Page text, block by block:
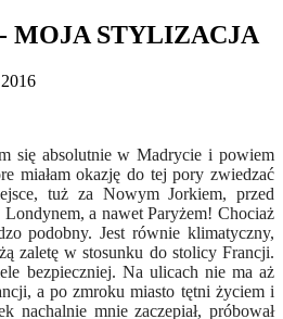
MOJA STYLIZACJA
się absolutnie w Madrycie i powiem
miałam okazję do tej pory zwiedzać
tuż za Nowym Jorkiem, przed
a nawet Paryżem! Chociaż
podobny. Jest równie klimatyczny,
zaletę w stosunku do stolicy Francji.
bezpieczniej. Na ulicach nie ma aż
a po zmroku miasto tętni życiem i
mnie zaczepiał, próbował